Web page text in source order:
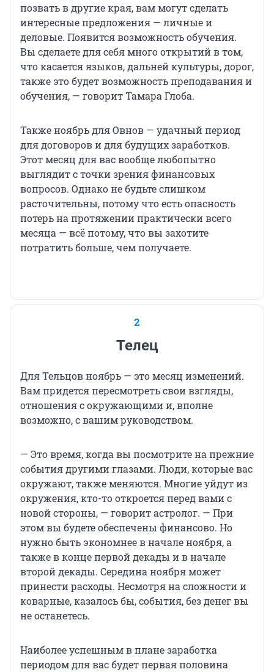
позвать в другие края, вам могут сделать
интересные предложения — личные и
деловые. Появится возможность обучения.
Вы сделаете для себя много открытий в том,
что касается языков, дальней культуры, дорог,
также это будет возможность преподавания и
обучения, — говорит Тамара Глоба.
Также ноябрь для Овнов — удачный период
для договоров и для будущих заработков.
Этот месяц для вас вообще любопытно
выглядит с точки зрения финансовых
вопросов. Однако не будьте слишком
расточительны, потому что есть опасность
потерь на протяжении практически всего
месяца — всё потому, что вы захотите
потратить больше, чем получаете.
2
Телец
Для Тельцов ноябрь — это месяц изменений.
Вам придется пересмотреть свои взгляды,
отношения с окружающими и, вполне
возможно, с вашим руководством.
— Это время, когда вы посмотрите на прежние
события другими глазами. Люди, которые вас
окружают, также меняются. Многие уйдут из
окружения, кто-то откроется перед вами с
новой стороны, — говорит астролог. — При
этом вы будете обеспечены финансово. Но
нужно быть экономнее в начале ноября, а
также в конце первой декады и в начале
второй декады. Середина ноября может
принести расходы. Несмотря на сложности и
коварные, казалось бы, события, без денег вы
не останетесь.
Наиболее успешным в плане заработка
периодом для вас будет первая половина